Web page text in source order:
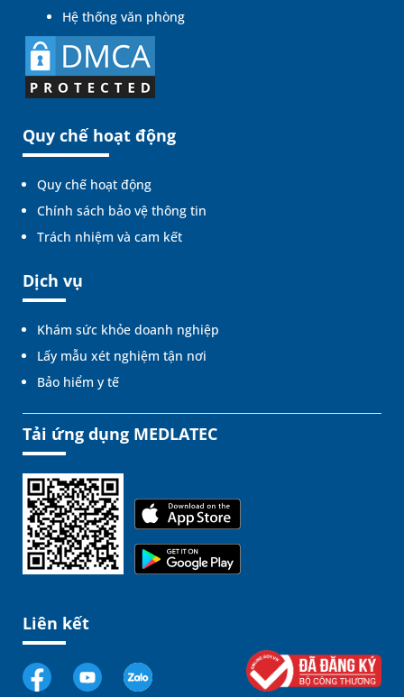
Hệ thống văn phòng
Quy chế hoạt động
Quy chế hoạt động
Chính sách bảo vệ thông tin
Trách nhiệm và cam kết
Dịch vụ
Khám sức khỏe doanh nghiệp
Lấy mẫu xét nghiệm tận nơi
Bảo hiểm y tế
Tải ứng dụng MEDLATEC
Liên kết